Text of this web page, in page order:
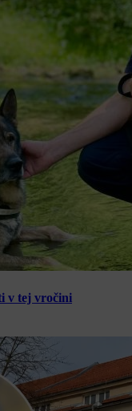
v tej vročini